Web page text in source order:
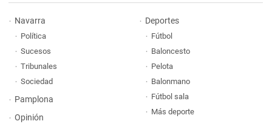
Navarra
Política
Sucesos
Tribunales
Sociedad
Pamplona
Opinión
Deportes
Fútbol
Baloncesto
Pelota
Balonmano
Fútbol sala
Más deporte